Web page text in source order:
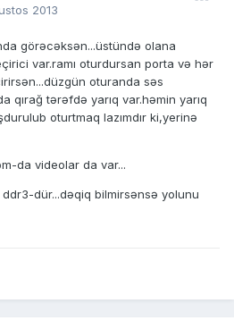
2013
görəcəksən...üstündə olana
var.ramı oturdursan porta və hər
oturanda səs
qırağ tərəfdə yarıq var.həmin yarıq
oturtmaq lazımdır ki,yerinə
da videolar da var...
dür...dəqiq bilmirsənsə yolunu